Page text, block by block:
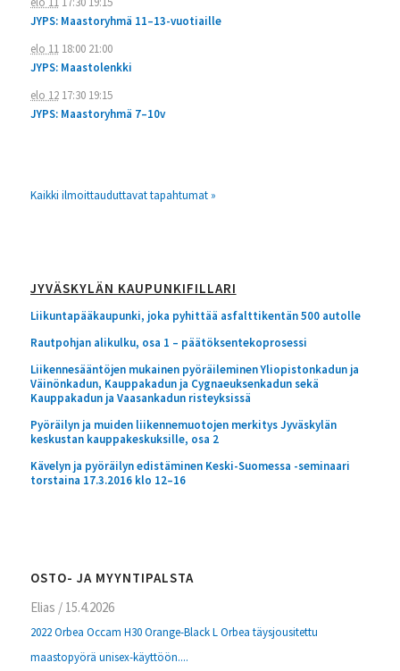
JYPS: Maastoryhmä 11–13-vuotiaille
elo 1118:00 21:00
JYPS: Maastolenkki
elo 1217:30 19:15
JYPS: Maastoryhmä 7–10v
Kaikki ilmoittauduttavat tapahtumat »
JYVÄSKYLÄN KAUPUNKIFILLARI
Liikuntapääkaupunki, joka pyhittää asfalttikentän 500 autolle
Rautpohjan alikulku, osa 1 – päätöksentekoprosessi
Liikennesääntöjen mukainen pyöräileminen Yliopistonkadun ja
Väinönkadun, Kauppakadun ja Cygnaeuksenkadun sekä
Kauppakadun ja Vaasankadun risteyksissä
Pyöräilyn ja muiden liikennemuotojen merkitys Jyväskylän
keskustan kauppakeskuksille, osa 2
Kävelyn ja pyöräilyn edistäminen Keski-Suomessa -seminaari
torstaina 17.3.2016 klo 12–16
OSTO- JA MYYNTIPALSTA
Elias / 15.4.2026
2022 Orbea Occam H30 Orange-Black L Orbea täysjousitettu
maastopyörä unisex-käyttöön....